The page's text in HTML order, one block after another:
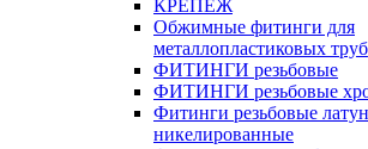
КРЕПЁЖ
Обжимные фитинги для
металлопластиковых труб
ФИТИНГИ резьбовые
ФИТИНГИ резьбовые
Фитинги резьбовые
никелированные